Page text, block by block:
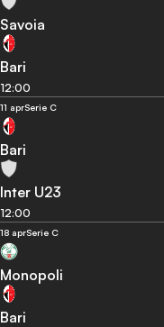
Savoia
Bari
12:00
11 aprSerie C
Bari
Inter U23
12:00
18 aprSerie C
Monopoli
Bari